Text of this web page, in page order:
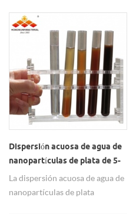
10000 ppm y se puede
personalizartamaño de
partícula: & lt; 20nm, también
se puede personalizarpureza de
plata: 99.99%solvente: agua
desionizada u otro solvente
orgánicopaquete: 100 ml /
botella, 500 ml / botella, 1l /
tambores, etc., también
podemos empaquetarlo según
sea necesario. Características:
seguro, respetuoso con el medio
ambiente, no tóxico, sin sabor,
Dispersión acuosa de agua de
nanopartículas de plata de 5-
20 nm
La dispersión acuosa de agua de
nanopartículas de plata